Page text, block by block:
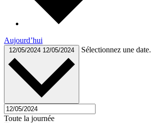
Aujourd’hui
12/05/2024 12/05/2024 Sélectionnez une date.
Toute la journée